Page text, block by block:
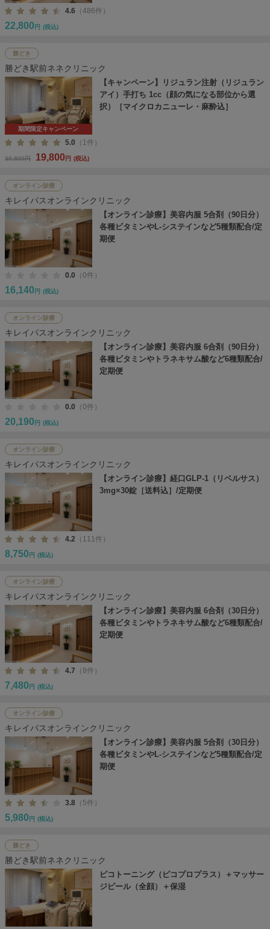
4.6 （486件）
22,800 円 (税込)
勝どき
勝どき駅前ネネクリニック
期間限定キャンペーン
【キャンペーン】リジュラン注射（リジュラン
アイ）手打ち 1cc（顔の気になる部位から選
択）［マイクロカニューレ・麻酔込］
5.0 （1件）
39,800円 19,800円 (税込)
オンライン診療
キレイパスオンラインクリニック
【オンライン診療】美容内服 5合剤（90日分）
各種ビタミンやL-システインなど5種類配合/定
期便
0.0 （0件）
16,140 円 (税込)
オンライン診療
キレイパスオンラインクリニック
【オンライン診療】美容内服 6合剤（90日分）
各種ビタミンやトラネキサム酸など6種類配合/
定期便
0.0 （0件）
20,190 円 (税込)
オンライン診療
キレイパスオンラインクリニック
【オンライン診療】経口GLP-1（リベルサス）
3mg×30錠［送料込］/定期便
4.2 （111件）
8,750 円 (税込)
オンライン診療
キレイパスオンラインクリニック
【オンライン診療】美容内服 6合剤（30日分）
各種ビタミンやトラネキサム酸など6種類配合/
定期便
4.7 （8件）
7,480 円 (税込)
オンライン診療
キレイパスオンラインクリニック
【オンライン診療】美容内服 5合剤（30日分）
各種ビタミンやL-システインなど5種類配合/定
期便
3.8 （5件）
5,980 円 (税込)
勝どき
勝どき駅前ネネクリニック
ピコトーニング（ピコプロプラス）＋マッサー
ジピール（全顔）＋保湿